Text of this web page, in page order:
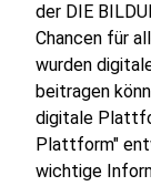
der DIE
Chancen für
wurden
beitragen
digitale
Plattform"
wichtige